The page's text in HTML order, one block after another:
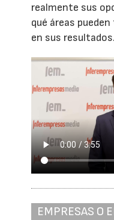
realmente sus
qué áreas
en sus resultados.
EMPRESAS O